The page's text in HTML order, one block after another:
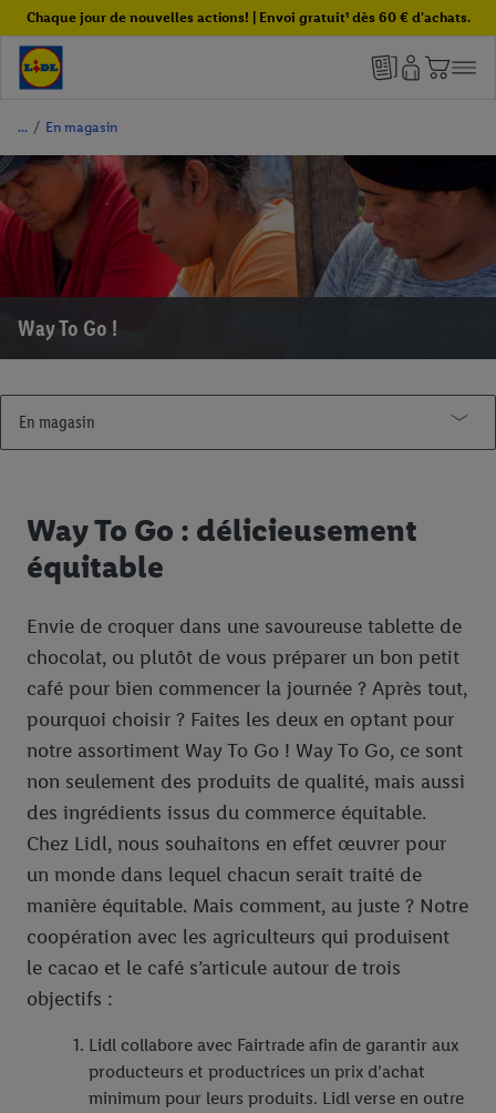
Chaque jour de nouvelles actions! | Envoi gratuit¹ dès 60 € d'achats.
/ En magasin
Way To Go !
En magasin
Boulangerie
Viande et poisson
Viande
Poisson
Végétarien et vegan
Produits laitiers
Boissons
Entretien et nettoyage
Cien
Animaux
Local et frais
Nos marques propres
Alesto
Way To Go
La qualité mérite une place sur le podium
Way To Go : délicieusement
équitable
Envie de croquer dans une savoureuse tablette de
chocolat, ou plutôt de vous préparer un bon petit
café pour bien commencer la journée ? Après tout,
pourquoi choisir ? Faites les deux en optant pour
notre assortiment Way To Go ! Way To Go, ce sont
non seulement des produits de qualité, mais aussi
des ingrédients issus du commerce équitable.
Chez Lidl, nous souhaitons en effet œuvrer pour
un monde dans lequel chacun serait traité de
manière équitable. Mais comment, au juste ? Notre
coopération avec les agriculteurs qui produisent
le cacao et le café s’articule autour de trois
objectifs :
Lidl collabore avec Fairtrade afin de garantir aux
producteurs et productrices un prix d’achat
minimum pour leurs produits. Lidl verse en outre